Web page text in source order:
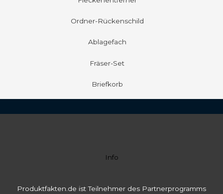
Ordner-Rückenschild
Ablagefach
Fräser-Set
Briefkorb
Info
Produktfakten.de ist Teilnehmer des Partnerprogramms